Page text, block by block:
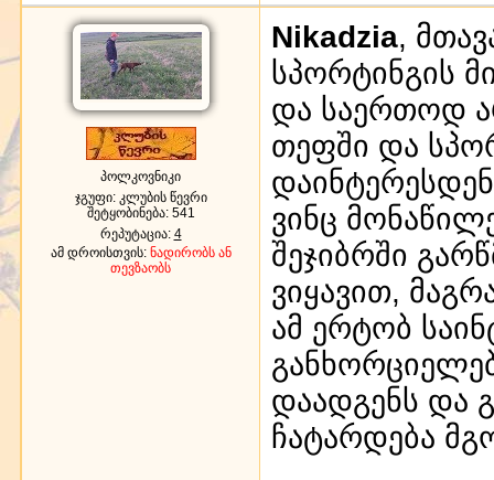
პოლკოვნიკი
ჯგუფი: კლუბის წევრი
შეტყობინება: 541
რეპუტაცია: 4
ამ დროისთვის: ნადირობს ან
თევზაობს
Nikadzia,
სპორტინგის
და საერთოდ
თეფში და
ვინც
შეჯიბრში
ვიყავით,
ამ ერტობ
დაადგენს და
ჩატარდება